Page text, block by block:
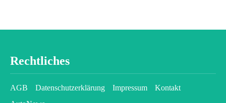
Rechtliches
AGB Datenschutzerklärung Impressum
Kontakt